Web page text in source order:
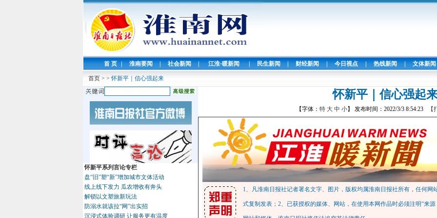
首 页 | 淮南要闻 | 社会新闻 | 江淮·暖新闻 | 民生新闻 | 财经新闻 | 今日视点 | 热线新闻 | 文体新闻
首页 > > 怀新平｜信心强起来
怀新平系列言论专栏
盘“旧”塑“新”增加城市文体活动
线上线下发力 瓜农增收有奔头
解锁以文塑旅新玩法
防溺水就该拉“网”出实招
沉浸式体验调研 让服务更有温度
怀新平｜信心强起
【字体： 特 大 中 小】 发布时间：2022/3/3 8:54:23
1、凡淮南日报社记者署名文字、图片，版权均属淮南日报社所有，任何
式复制发表；2、已获授权的媒体、网站，在使用本网作品时必须注明“来